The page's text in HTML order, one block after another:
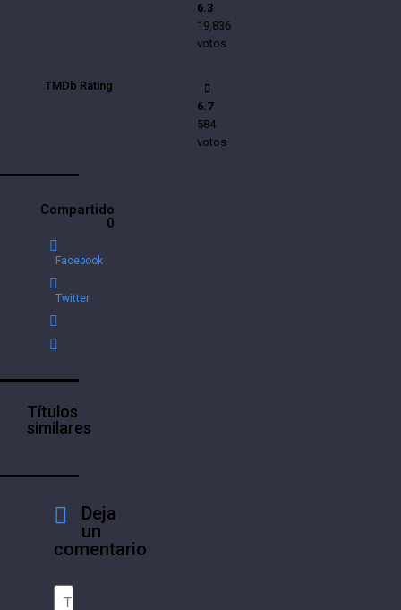
6.3
19,836
votos
TMDb Rating
6.7
584
votos
Compartido
0
Facebook
Twitter
Títulos
similares
Deja
un
comentario